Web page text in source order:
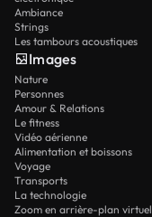
Ambiance
Strings
Les tambours acoustiques
Images
Nature
Personnes
Amour & Relations
Le fitness
Vidéo aérienne
Alimentation et boissons
Voyage
Transports
La technologie
Zoom en arrière-plan virtuel